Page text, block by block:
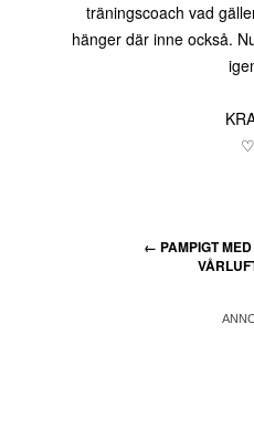
träningscoach vad
hänger där inne också.
♡
← PAMPIGT